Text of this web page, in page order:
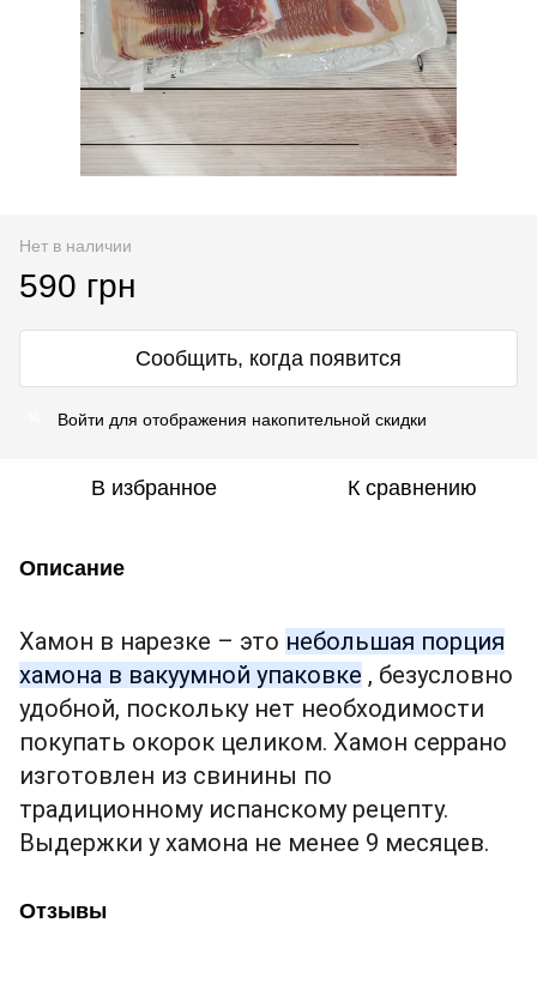
Нет в наличии
590 грн
Сообщить, когда появится
Войти для отображения накопительной скидки
В избранное К сравнению
Описание
Хамон в нарезке – это небольшая порция
хамона в вакуумной упаковке , безусловно
удобной, поскольку нет необходимости
покупать окорок целиком. Хамон серрано
изготовлен из свинины по
традиционному испанскому рецепту.
Выдержки у хамона не менее 9 месяцев.
Отзывы